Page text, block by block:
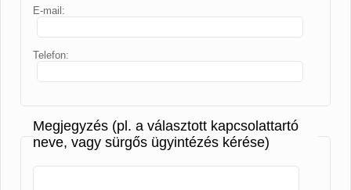
E-mail:
Telefon:
Megjegyzés (pl. a választott kapcsolattartó
neve, vagy sürgős ügyintézés kérése)